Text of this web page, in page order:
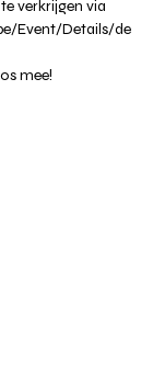
verkrijgen via
Event/Details/de
mee!